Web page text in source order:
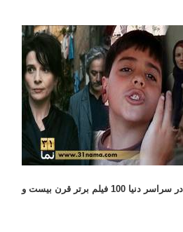
نظرسنجی از منتقدان سینما در سراسر دنیا 100 فیلم برتر قرن بیست و